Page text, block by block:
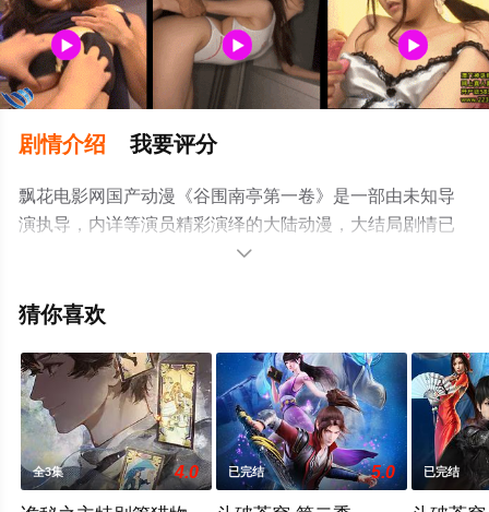
剧情介绍 我要评分
飘花电影网国产动漫《谷围南亭第一卷》是一部由未知导
演执导，内详等演员精彩演绎的大陆动漫，大结局剧情已
揭晓（全16集），手机免费观看高清无删减完整版动漫全
猫或剧情网等平台了解。

猜你喜欢
全3集 4.0 已完结 5.0 已完结